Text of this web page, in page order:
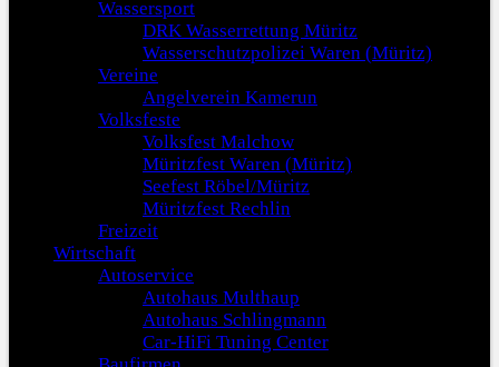
Wassersport
DRK Wasserrettung Müritz
Wasserschutzpolizei Waren (Müritz)
Vereine
Angelverein Kamerun
Volksfeste
Volksfest Malchow
Müritzfest Waren (Müritz)
Seefest Röbel/Müritz
Müritzfest Rechlin
Freizeit
Wirtschaft
Autoservice
Autohaus Multhaup
Autohaus Schlingmann
Car-HiFi Tuning Center